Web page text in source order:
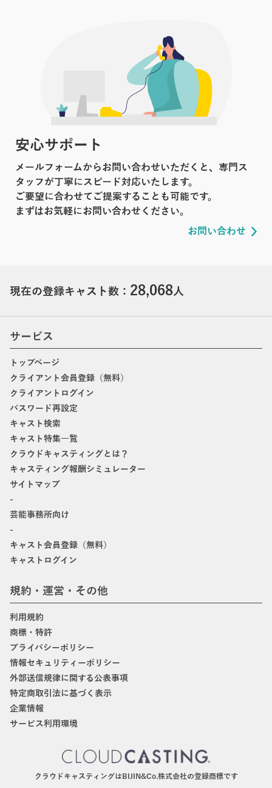
安心サポート
メールフォームからお問い合わせいただくと、専門ス
タッフが丁寧にスピード対応いたします。
ご要望に合わせてご提案することも可能です。
まずはお気軽にお問い合わせください。
お問い合わせ
現在の登録キャスト数： 28,068人
サービス
トップページ
クライアント会員登録（無料）
クライアントログイン
パスワード再設定
キャスト検索
キャスト特集一覧
クラウドキャスティングとは？
キャスティング報酬シミュレーター
サイトマップ
-
芸能事務所向け
-
キャスト会員登録（無料）
キャストログイン
規約・運営・その他
利用規約
商標・特許
プライバシーポリシー
情報セキュリティーポリシー
外部送信規律に関する公表事項
特定商取引法に基づく表示
企業情報
サービス利用環境
クラウドキャスティングはBIJIN&Co.株式会社の登録商標です